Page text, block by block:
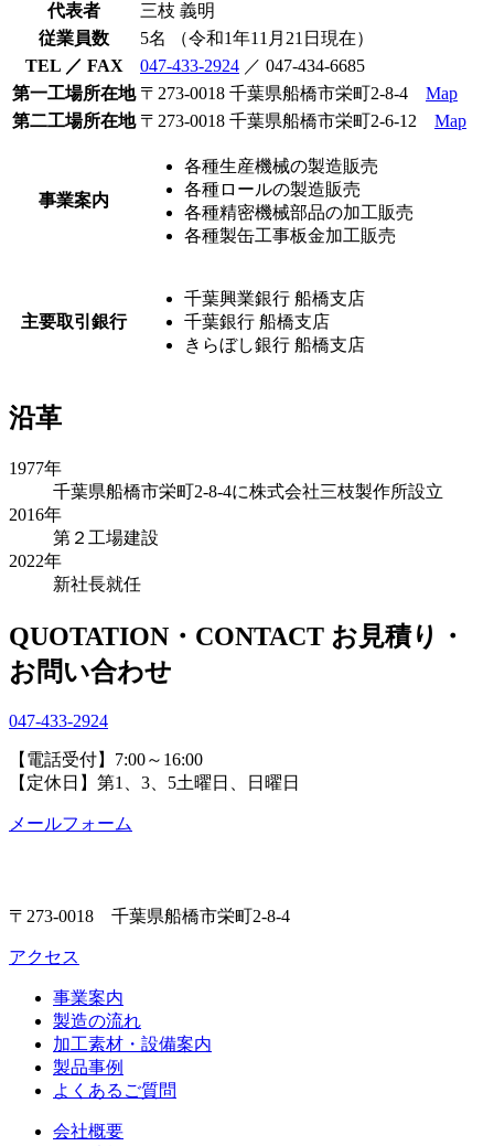
代表者
三枝 義明
従業員数
5名 （令和1年11月21日現在）
TEL ／ FAX
047-433-2924 ／ 047-434-6685
第一工場所在地 〒273-0018 千葉県船橋市栄町2-8-4 Map
第二工場所在地 〒273-0018 千葉県船橋市栄町2-6-12 Map
事業案内
各種生産機械の製造販売
各種ロールの製造販売
各種精密機械部品の加工販売
各種製缶工事板金加工販売
主要取引銀行
千葉興業銀行 船橋支店
千葉銀行 船橋支店
きらぼし銀行 船橋支店
沿革
1977年
千葉県船橋市栄町2-8-4に株式会社三枝製作所設立
2016年
第２工場建設
2022年
新社長就任
QUOTATION・CONTACT お見積り・
お問い合わせ
047-433-2924
【電話受付】7:00～16:00
【定休日】第1、3、5土曜日、日曜日
メールフォーム
〒273-0018 千葉県船橋市栄町2-8-4
アクセス
事業案内
製造の流れ
加工素材・設備案内
製品事例
よくあるご質問
会社概要